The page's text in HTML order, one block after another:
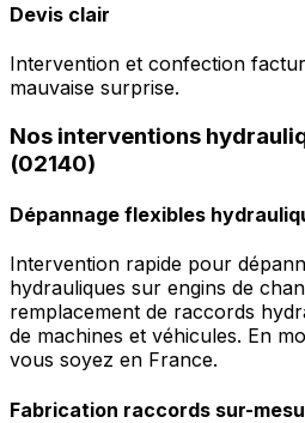
Devis clair
Intervention et confection
mauvaise surprise.
Nos interventions
(02140)
Dépannage flexibles
Intervention rapide pour
hydrauliques sur engins de
remplacement de raccords
de machines et véhicules. En
vous soyez en France.
Fabrication raccords sur-